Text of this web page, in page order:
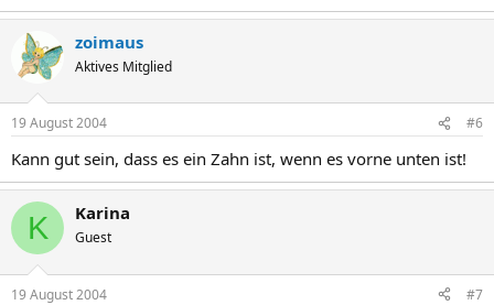
zoimaus
Aktives Mitglied
19 August 2004 #6
Kann gut sein, dass es ein Zahn ist, wenn es vorne unten ist!
K Karina
Guest
19 August 2004 #7